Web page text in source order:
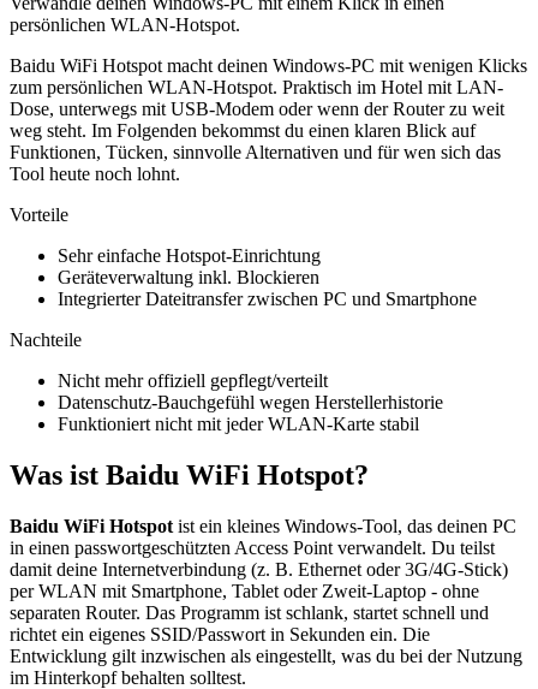
persönlichen WLAN-Hotspot.
Baidu WiFi Hotspot macht deinen Windows-PC mit wenigen Klicks
zum persönlichen WLAN-Hotspot. Praktisch im Hotel mit LAN-
Dose, unterwegs mit USB-Modem oder wenn der Router zu weit
weg steht. Im Folgenden bekommst du einen klaren Blick auf
Funktionen, Tücken, sinnvolle Alternativen und für wen sich das
Tool heute noch lohnt.
Vorteile
Sehr einfache Hotspot-Einrichtung
Geräteverwaltung inkl. Blockieren
Integrierter Dateitransfer zwischen PC und Smartphone
Nachteile
Nicht mehr offiziell gepflegt/verteilt
Datenschutz-Bauchgefühl wegen Herstellerhistorie
Funktioniert nicht mit jeder WLAN-Karte stabil
Was ist Baidu WiFi Hotspot?
Baidu WiFi Hotspot ist ein kleines Windows-Tool, das deinen PC
in einen passwortgeschützten Access Point verwandelt. Du teilst
damit deine Internetverbindung (z. B. Ethernet oder 3G/4G-Stick)
per WLAN mit Smartphone, Tablet oder Zweit-Laptop - ohne
separaten Router. Das Programm ist schlank, startet schnell und
richtet ein eigenes SSID/Passwort in Sekunden ein. Die
Entwicklung gilt inzwischen als eingestellt, was du bei der Nutzung
im Hinterkopf behalten solltest.